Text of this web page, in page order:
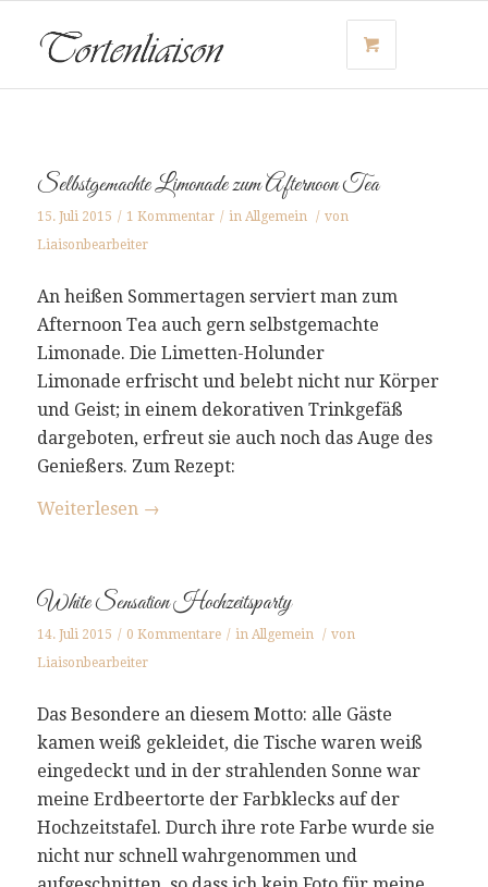
Selbstgemachte Limonade zum Afternoon Tea
15. Juli 2015 / 1 Kommentar / in Allgemein / von
Liaisonbearbeiter
An heißen Sommertagen serviert man zum
Afternoon Tea auch gern selbstgemachte
Limonade. Die Limetten-Holunder
Limonade erfrischt und belebt nicht nur Körper
und Geist; in einem dekorativen Trinkgefäß
dargeboten, erfreut sie auch noch das Auge des
Genießers. Zum Rezept:
Weiterlesen→
White Sensation Hochzeitsparty
14. Juli 2015 / 0 Kommentare / in Allgemein / von
Liaisonbearbeiter
Das Besondere an diesem Motto: alle Gäste
kamen weiß gekleidet, die Tische waren weiß
eingedeckt und in der strahlenden Sonne war
meine Erdbeertorte der Farbklecks auf der
Hochzeitstafel. Durch ihre rote Farbe wurde sie
nicht nur schnell wahrgenommen und